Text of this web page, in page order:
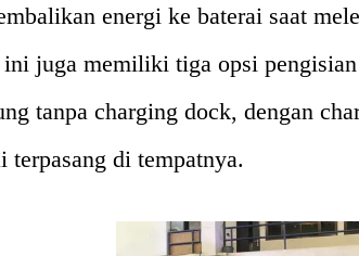
energi ke baterai saat
juga memiliki tiga opsi pengisian
tanpa charging dock, dengan
terpasang di tempatnya.